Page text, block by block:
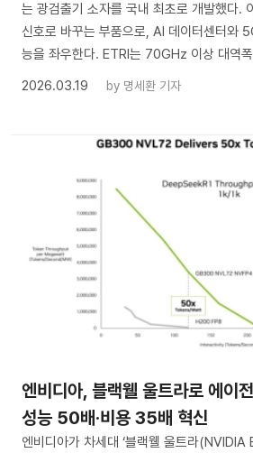
는 광검출기 소자를 국내 최초로 개발했다.
신호로 바꾸는 부품으로, AI 데이터센터와
능을 좌우한다. ETRI는 70GHz 이상 대역
2026.03.19
by 명세환 기자
엔비디아, 블랙웰 울트라로 에이
성능 50배·비용 35배 혁신
엔비디아가 차세대 ‘블랙웰 울트라